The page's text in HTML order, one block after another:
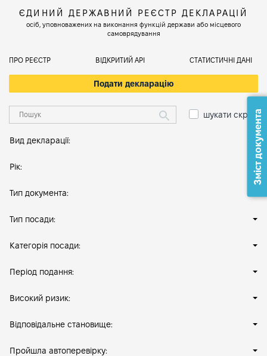
ЄДИНИЙ ДЕРЖАВНИЙ РЕЄСТР ДЕКЛАРАЦІЙ
осіб, уповноважених на виконання функцій держави або місцевого
самоврядування
ПРО РЕЄСТР ВІДКРИТИЙ АРІ СТАТИСТИЧНІ ДАНІ
Подати декларацію
шукати скрізь
Вид декларації:
Рік:
Тип документа:
Тип посади:
Категорія посади:
Період подання:
Високий ризик:
Відповідальне становище:
Пройшла автоперевірку:
Зміст документа